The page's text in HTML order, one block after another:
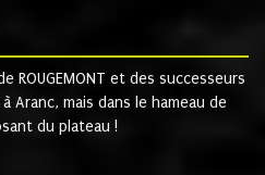
ROUGEMONT et des successeurs
Aranc, mais dans le hameau de
du plateau !